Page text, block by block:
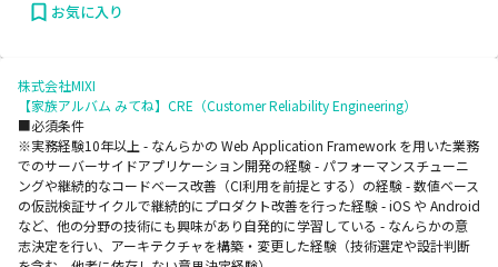
お気に入り
株式会社MIXI
【家族アルバム みてね】CRE（Customer Reliability Engineering）
■必須条件
※実務経験10年以上 - なんらかの Web Application Framework を用いた業務
でのサーバーサイドアプリケーション開発の経験 - パフォーマンスチューニ
ングや継続的なコードベース改善（CI利用を前提とする）の経験 - 数値ベース
の仮説検証サイクルで継続的にプロダクト改善を行った経験 - iOS や Android
など、他の分野の技術にも興味があり自発的に学習している - なんらかの意
志決定を行い、アーキテクチャを構築・変更した経験（技術選定や設計判断